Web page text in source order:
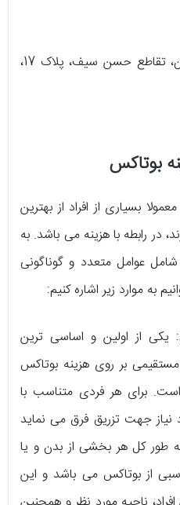
شهرک غرب، بلوار دادمان، تقاطع حسن سیف، پلاک 17،
بوتاکس
بسیاری از افراد از بهترین
در رابطه با هزینه می‌ باشد. به
عوامل متعدد و گوناگونی
به موارد زیر اشاره کنیم:
یکی از اولین و اساسی‌ ترین
مستقیمی بر روی هزینه‌ بوتاکس
برای هر فردی متناسب با
جهت تزریق فرق می‌ نماید
طور کل هر بخشی از بدن و یا
از بوتاکس می‌ باشد و این